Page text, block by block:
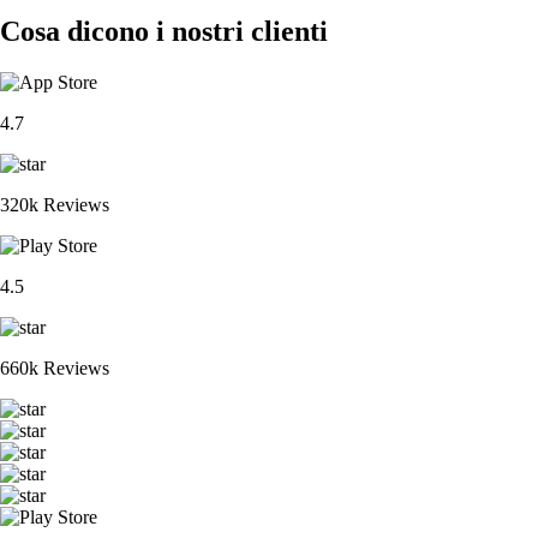
Cosa dicono i nostri clienti
4.7
320k Reviews
4.5
660k Reviews